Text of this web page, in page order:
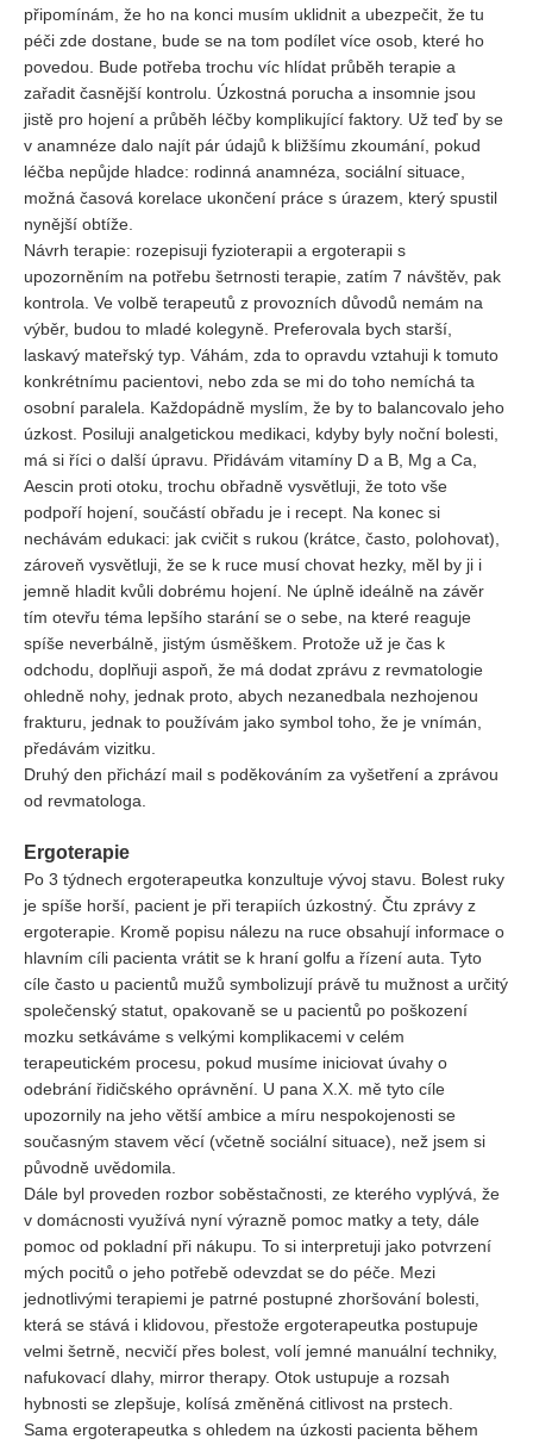
připomínám, že ho na konci musím uklidnit a ubezpečit, že tu
péči zde dostane, bude se na tom podílet více osob, které ho
povedou. Bude potřeba trochu víc hlídat průběh terapie a
zařadit časnější kontrolu. Úzkostná porucha a insomnie jsou
jistě pro hojení a průběh léčby komplikující faktory. Už teď by se
v anamnéze dalo najít pár údajů k bližšímu zkoumání, pokud
léčba nepůjde hladce: rodinná anamnéza, sociální situace,
možná časová korelace ukončení práce s úrazem, který spustil
nynější obtíže.
Návrh terapie: rozepisuji fyzioterapii a ergoterapii s
upozorněním na potřebu šetrnosti terapie, zatím 7 návštěv, pak
kontrola. Ve volbě terapeutů z provozních důvodů nemám na
výběr, budou to mladé kolegyně. Preferovala bych starší,
laskavý mateřský typ. Váhám, zda to opravdu vztahuji k tomuto
konkrétnímu pacientovi, nebo zda se mi do toho nemíchá ta
osobní paralela. Každopádně myslím, že by to balancovalo jeho
úzkost. Posiluji analgetickou medikaci, kdyby byly noční bolesti,
má si říci o další úpravu. Přidávám vitamíny D a B, Mg a Ca,
Aescin proti otoku, trochu obřadně vysvětluji, že toto vše
podpoří hojení, součástí obřadu je i recept. Na konec si
nechávám edukaci: jak cvičit s rukou (krátce, často, polohovat),
zároveň vysvětluji, že se k ruce musí chovat hezky, měl by ji i
jemně hladit kvůli dobrému hojení. Ne úplně ideálně na závěr
tím otevřu téma lepšího starání se o sebe, na které reaguje
spíše neverbálně, jistým úsměškem. Protože už je čas k
odchodu, doplňuji aspoň, že má dodat zprávu z revmatologie
ohledně nohy, jednak proto, abych nezanedbala nezhojenou
frakturu, jednak to používám jako symbol toho, že je vnímán,
předávám vizitku.
Druhý den přichází mail s poděkováním za vyšetření a zprávou
od revmatologa.
Ergoterapie
Po 3 týdnech ergoterapeutka konzultuje vývoj stavu. Bolest ruky
je spíše horší, pacient je při terapiích úzkostný. Čtu zprávy z
ergoterapie. Kromě popisu nálezu na ruce obsahují informace o
hlavním cíli pacienta vrátit se k hraní golfu a řízení auta. Tyto
cíle často u pacientů mužů symbolizují právě tu mužnost a určitý
společenský statut, opakovaně se u pacientů po poškození
mozku setkáváme s velkými komplikacemi v celém
terapeutickém procesu, pokud musíme iniciovat úvahy o
odebrání řidičského oprávnění. U pana X.X. mě tyto cíle
upozornily na jeho větší ambice a míru nespokojenosti se
současným stavem věcí (včetně sociální situace), než jsem si
původně uvědomila.
Dále byl proveden rozbor soběstačnosti, ze kterého vyplývá, že
v domácnosti využívá nyní výrazně pomoc matky a tety, dále
pomoc od pokladní při nákupu. To si interpretuji jako potvrzení
mých pocitů o jeho potřebě odevzdat se do péče. Mezi
jednotlivými terapiemi je patrné postupné zhoršování bolesti,
která se stává i klidovou, přestože ergoterapeutka postupuje
velmi šetrně, necvičí přes bolest, volí jemné manuální techniky,
nafukovací dlahy, mirror therapy. Otok ustupuje a rozsah
hybnosti se zlepšuje, kolísá změněná citlivost na prstech.
Sama ergoterapeutka s ohledem na úzkosti pacienta během